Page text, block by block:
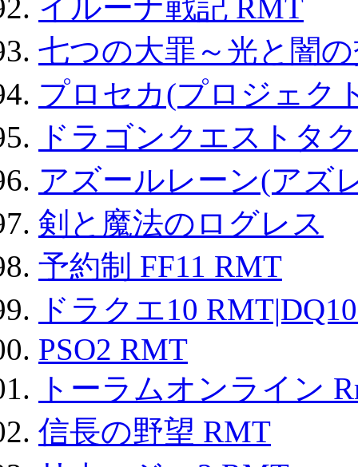
イルーナ戦記 RMT
七つの大罪～光と闇
プロセカ(プロジェク
ドラゴンクエストタ
アズールレーン(アズ
剣と魔法のログレス
予約制 FF11 RMT
ドラクエ10
PSO2 RMT
トーラムオンライン
信長の野望 RMT